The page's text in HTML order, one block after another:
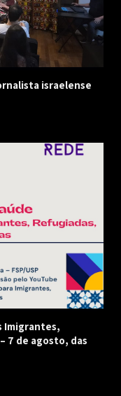
israelense
Imigrantes,
7 de agosto, das